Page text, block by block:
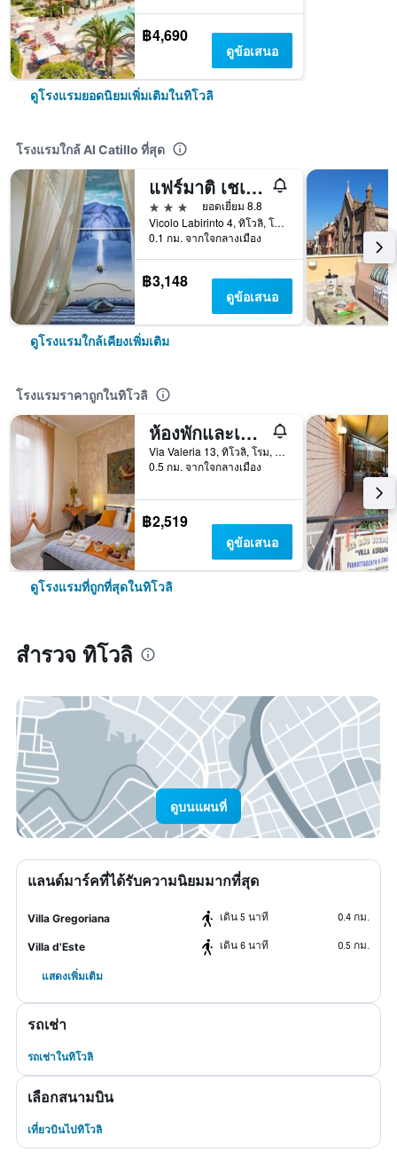
฿4,690
ดูข้อเสนอ
ดูโรงแรมยอดนิยมเพิ่มเติมในทิโวลิ
โรงแรมใกล้ Al Catillo ที่สุด
แฟร์มาติ เชเอ ตาร์ดา
3 ดาว
ยอดเยี่ยม 8.8
Vicolo Labirinto 4, ทิโวลิ, โรม, อิตาลี
0.1 กม. จากใจกลางเมือง
฿3,148
ดูข้อเสนอ
ดูโรงแรมใกล้เคียงเพิ่มเติม
โรงแรมราคาถูกในทิโวลิ
ห้องพักและเกสต์เฮาส์ อิลเวกคิโอ เตรโน
Via Valeria 13, ทิโวลิ, โรม, อิตาลี
0.5 กม. จากใจกลางเมือง
฿2,519
ดูข้อเสนอ
ดูโรงแรมที่ถูกที่สุดในทิโวลิ
สำรวจ ทิโวลิ
ดูบนแผนที่
แลนด์มาร์คที่ได้รับความนิยมมากที่สุด
Villa Gregoriana เดิน 5 นาที 0.4 กม.
Villa d'Este เดิน 6 นาที 0.5 กม.
แสดงเพิ่มเติม
รถเช่า
รถเช่าในทิโวลิ
เลือกสนามบิน
เที่ยวบินไปทิโวลิ